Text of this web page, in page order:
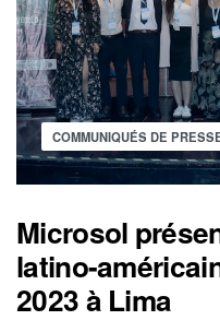
COMMUNIQUÉS DE
Microsol
latino-
2023 à Lima